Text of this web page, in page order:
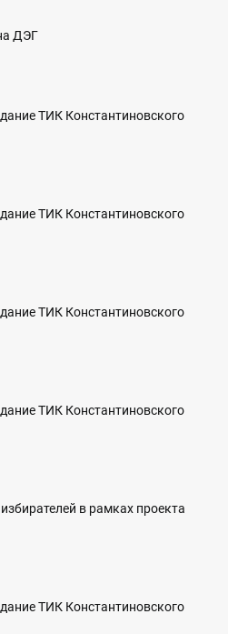
ДЭГ
ТИК Константиновского
ТИК Константиновского
ТИК Константиновского
ТИК Константиновского
в рамках проекта
ТИК Константиновского